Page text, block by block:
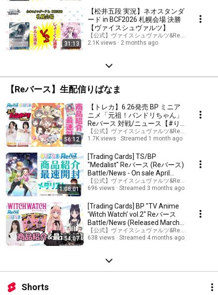
31:13
【松井五段 実況】ネオスタンダ
ード in BCF2026 札幌会場 決勝
【ヴァイスシュヴァルツ】
【公式】ヴァイスシュヴァルツ&Reバースチャン
2.1K views
2 months ago
【Reバース】生配信りばなま
56:12
【トレカ】6.26発売 BP ミニア
ニメ「元祖！バンドリちゃん」
Reバース 対戦/ニュース【#り
ばなま】
【公式】ヴァイスシュヴァルツ&Reバースチャン
1.7K views
Streamed 1 month ago
1:08:01
[Trading Cards] TS/BP
"Medalist" Reバース (Reバース)
Battle/News - On sale April
24th [#ribanama]
【公式】ヴァイスシュヴァルツ&Reバースチャン
696 views
Streamed 3 months ago
54:07
[Trading Cards] BP "TV Anime
'Witch Watch' vol.2" Reバース
Battle/News (Released March
20th) [#riban...
【公式】ヴァイスシュヴァルツ&Reバースチャン
638 views
Streamed 4 months ago
Shorts